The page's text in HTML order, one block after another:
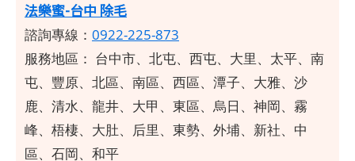
法樂蜜-台中 除毛
諮詢專線： 0922-225-873
服務地區： 台中市、北屯、西屯、大里、太平、南
屯、豐原、北區、南區、西區、潭子、大雅、沙
鹿、清水、龍井、大甲、東區、烏日、神岡、霧
峰、梧棲、大肚、后里、東勢、外埔、新社、中
區、石岡、和平